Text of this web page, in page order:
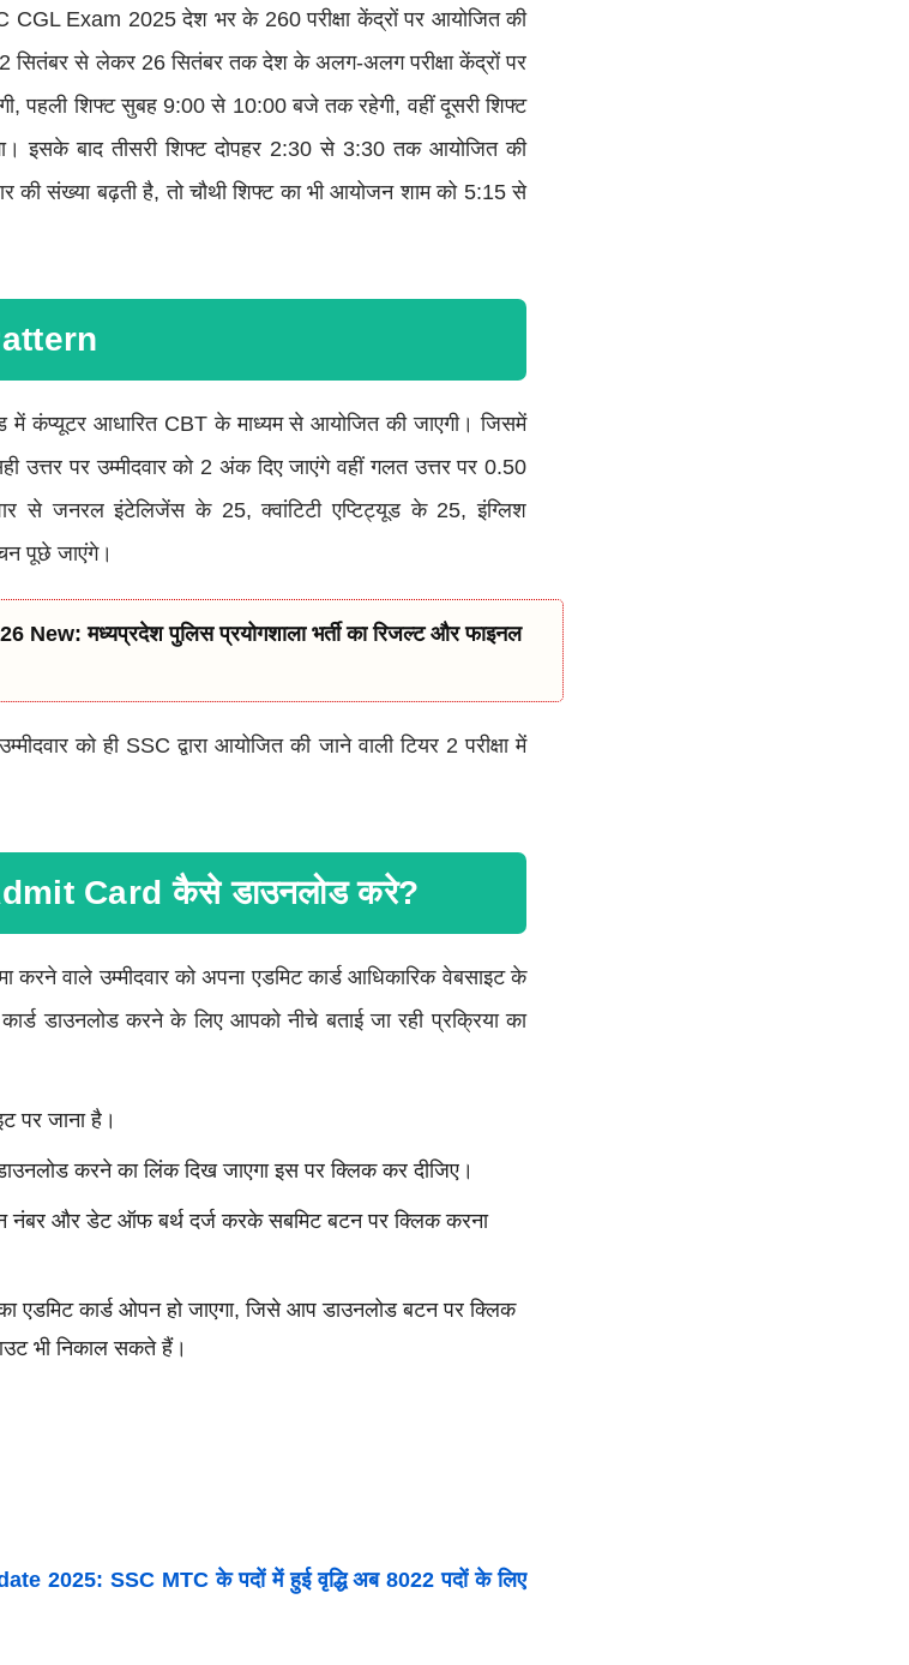
CGL Exam 2025 देश भर के 260 परीक्षा केंद्रों पर आयोजित की
12 सितंबर से लेकर 26 सितंबर तक देश के अलग-अलग परीक्षा केंद्रों पर
पहली शिफ्ट सुबह 9:00 से 10:00 बजे तक रहेगी, वहीं दूसरी शिफ्ट
इसके बाद तीसरी शिफ्ट दोपहर 2:30 से 3:30 तक आयोजित की
की संख्या बढ़ती है, तो चौथी शिफ्ट का भी आयोजन शाम को 5:15 से
में कंप्यूटर आधारित CBT के माध्यम से आयोजित की जाएगी। जिसमें
उत्तर पर उम्मीदवार को 2 अंक दिए जाएंगे वहीं गलत उत्तर पर 0.50
से जनरल इंटेलिजेंस के 25, क्वांटिटी एप्टिट्यूड के 25, इंग्लिश
पूछे जाएंगे।
मध्यप्रदेश पुलिस प्रयोगशाला भर्ती का रिजल्ट और फाइनल
को ही SSC द्वारा आयोजित की जाने वाली टियर 2 परीक्षा में
Card कैसे डाउनलोड करे?
वाले उम्मीदवार को अपना एडमिट कार्ड आधिकारिक वेबसाइट के
डाउनलोड करने के लिए आपको नीचे बताई जा रही प्रक्रिया का
पर जाना है।
करने का लिंक दिख जाएगा इस पर क्लिक कर दीजिए।
और डेट ऑफ बर्थ दर्ज करके सबमिट बटन पर क्लिक करना
एडमिट कार्ड ओपन हो जाएगा, जिसे आप डाउनलोड बटन पर क्लिक
भी निकाल सकते हैं।
2025: SSC MTC के पदों में हुई वृद्धि अब 8022 पदों के लिए